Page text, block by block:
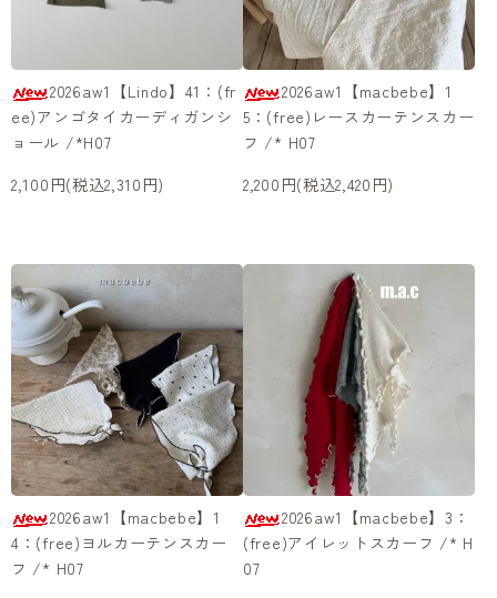
2026aw1【Lindo】41：(fr
ee)アンゴタイカーディガンシ
ョール /*H07
2,100円(税込2,310円)
2026aw1【macbebe】1
5：(free)レースカーテンスカー
フ /* H07
2,200円(税込2,420円)
2026aw1【macbebe】1
4：(free)ヨルカーテンスカー
フ /* H07
2026aw1【macbebe】3：
(free)アイレットスカーフ /* H
07